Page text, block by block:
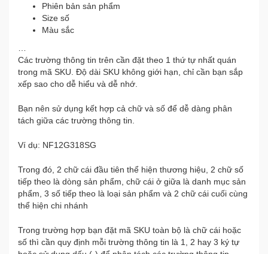
Phiên bản sản phẩm
Size số
Màu sắc
…
Các trường thông tin trên cần đặt theo 1 thứ tự nhất quán
trong mã SKU. Độ dài SKU không giới hạn, chỉ cần bạn sắp
xếp sao cho dễ hiểu và dễ nhớ.
Bạn nên sử dụng kết hợp cả chữ và số để dễ dàng phân
tách giữa các trường thông tin.
Ví dụ: NF12G318SG
Trong đó, 2 chữ cái đầu tiên thể hiện thương hiệu, 2 chữ số
tiếp theo là dòng sản phẩm, chữ cái ở giữa là danh mục sản
phẩm, 3 số tiếp theo là loại sản phẩm và 2 chữ cái cuối cùng
thể hiện chi nhánh
Trong trường hợp bạn đặt mã SKU toàn bộ là chữ cái hoặc
số thì cần quy định mỗi trường thông tin là 1, 2 hay 3 ký tự